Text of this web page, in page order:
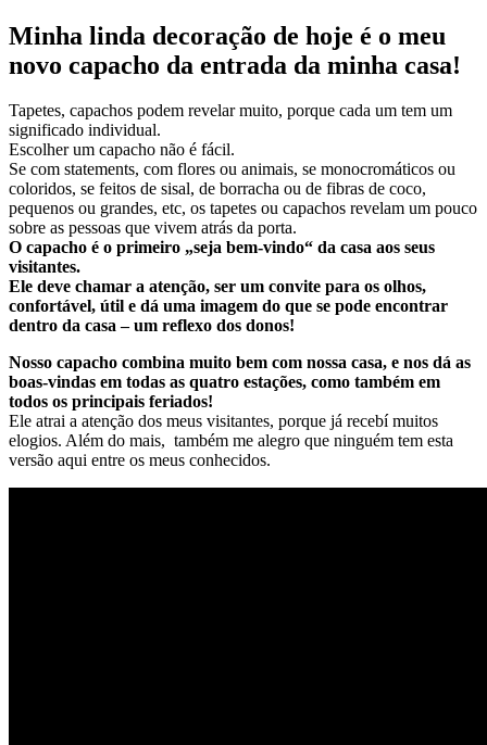
Minha linda decoração de hoje é o meu
novo capacho da entrada da minha casa!
Tapetes, capachos podem revelar muito, porque cada um tem um
significado individual.
Escolher um capacho não é fácil.
Se com statements, com flores ou animais, se monocromáticos ou
coloridos, se feitos de sisal, de borracha ou de fibras de coco,
pequenos ou grandes, etc, os tapetes ou capachos revelam um pouco
sobre as pessoas que vivem atrás da porta.
O capacho é o primeiro „seja bem-vindo“ da casa aos seus
visitantes.
Ele deve chamar a atenção, ser um convite para os olhos,
confortável, útil e dá uma imagem do que se pode encontrar
dentro da casa – um reflexo dos donos!
Nosso capacho combina muito bem com nossa casa, e nos dá as
boas-vindas em todas as quatro estações, como também em
todos os principais feriados!
Ele atrai a atenção dos meus visitantes, porque já recebí muitos
elogios. Além do mais, também me alegro que ninguém tem esta
versão aqui entre os meus conhecidos.